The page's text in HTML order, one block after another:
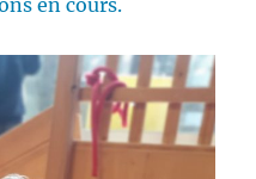
en cours.